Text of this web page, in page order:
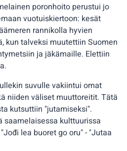
poronhoito perustui jo
vuotuiskiertoon: kesät
rannikolla hyvien
kun talveksi muutettiin Suomen
ja jäkämaille. Elettiin
suvulle vakiintui omat
niiden väliset muuttoreitit. Tätä
kutsuttiin "jutamiseksi".
kulttuurissa
lea buoret go oru" - "Jutaa